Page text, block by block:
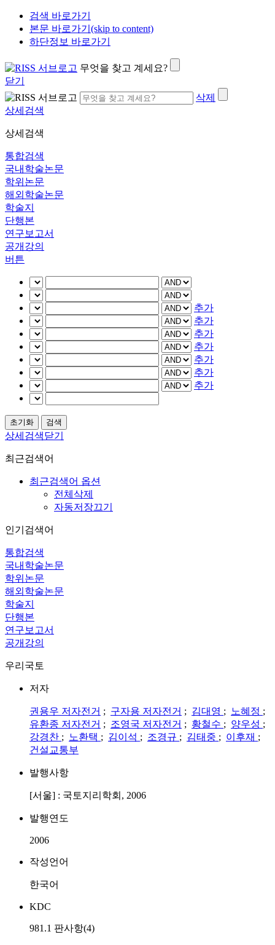
검색 바로가기
본문 바로가기(skip to content)
하단정보 바로가기
무엇을 찾고 계세요?
닫기
삭제
상세검색
상세검색
통합검색
국내학술논문
학위논문
해외학술논문
학술지
단행본
연구보고서
공개강의
버튼
추가
추가
추가
추가
추가
추가
추가
상세검색닫기
최근검색어
최근검색어 옵션
전체삭제
자동저장끄기
인기검색어
통합검색
국내학술논문
학위논문
해외학술논문
학술지
단행본
연구보고서
공개강의
우리국토
저자
권용우 저자전거 ; 구자용 저자전거 ; 김대영 ; 노혜정 ;
유환종 저자전거 ; 조영국 저자전거 ; 황철수 ; 양우성 ;
강경찬 ; 노환택 ; 김이석 ; 조경규 ; 김태중 ; 이후재 ;
건설교통부
발행사항
[서울] : 국토지리학회, 2006
발행연도
2006
작성언어
한국어
KDC
981.1 판사항(4)